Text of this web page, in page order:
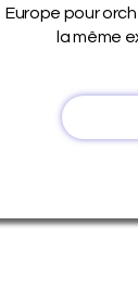
Europe pour
la même